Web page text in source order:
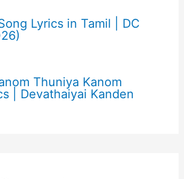
Lyrics in Tamil | DC
Thuniya Kanom
| Devathaiyai Kanden